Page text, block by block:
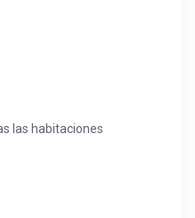
las habitaciones